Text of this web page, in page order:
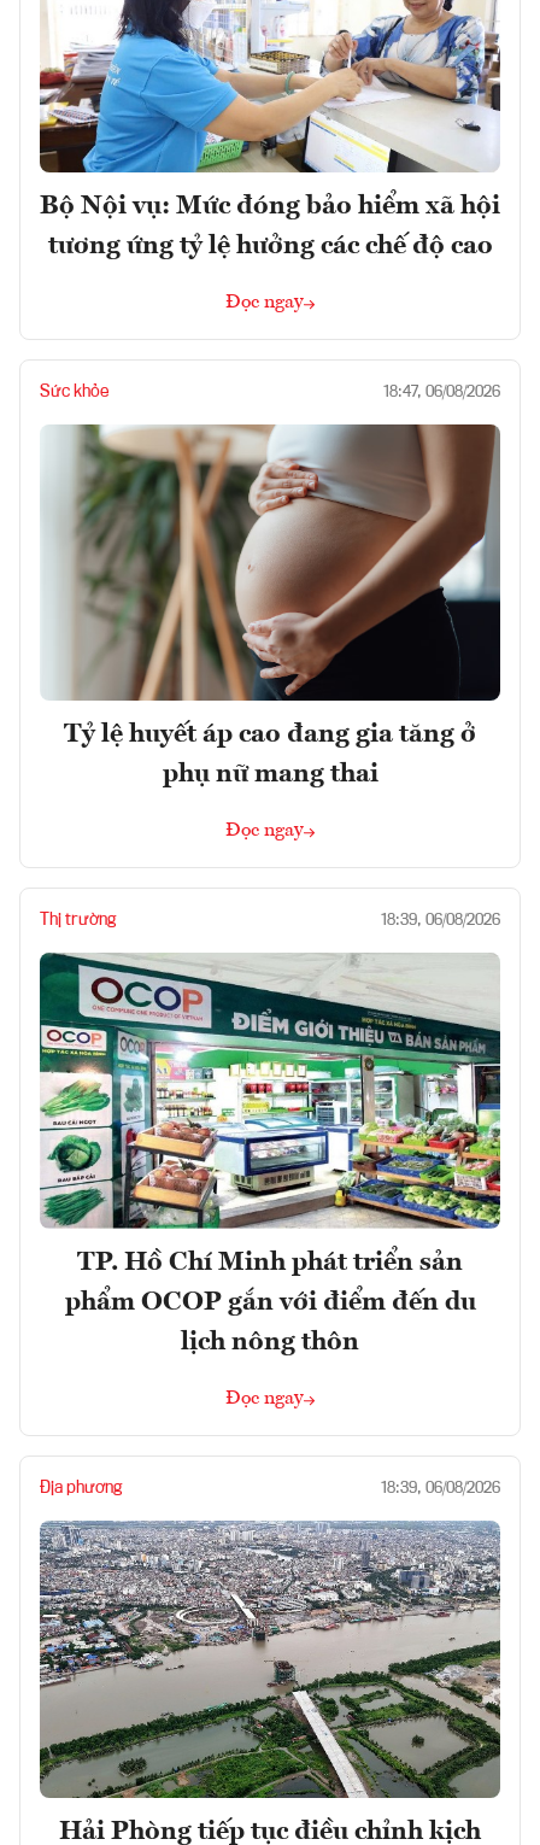
Bộ Nội vụ: Mức đóng bảo hiểm xã hội
tương ứng tỷ lệ hưởng các chế độ cao
Đọc ngay
Sức khỏe 18:47, 06/08/2026
Tỷ lệ huyết áp cao đang gia tăng ở
phụ nữ mang thai
Đọc ngay
Thị trường 18:39, 06/08/2026
TP. Hồ Chí Minh phát triển sản
phẩm OCOP gắn với điểm đến du
lịch nông thôn
Đọc ngay
Địa phương 18:39, 06/08/2026
Hải Phòng tiếp tục điều chỉnh kịch